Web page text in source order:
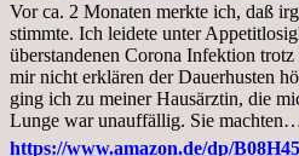
Vor ca. 2 Monaten merkte ich, daß
stimmte. Ich leidete unter
überstandenen Corona Infektion
mir nicht erklären der Dauerhusten
ging ich zu meiner Hausärztin, die
Lunge war unauffällig. Sie
https://www.amazon.de/dp/